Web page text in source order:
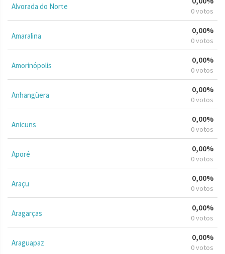
Alvorada do Norte 0 votos
Amaralina
0,00%
0 votos
Amorinópolis
0,00%
0 votos
Anhangüera
0,00%
0 votos
Anicuns
0,00%
0 votos
Aporé
0,00%
0 votos
Araçu
0,00%
0 votos
Aragarças
0,00%
0 votos
Araguapaz
0,00%
0 votos